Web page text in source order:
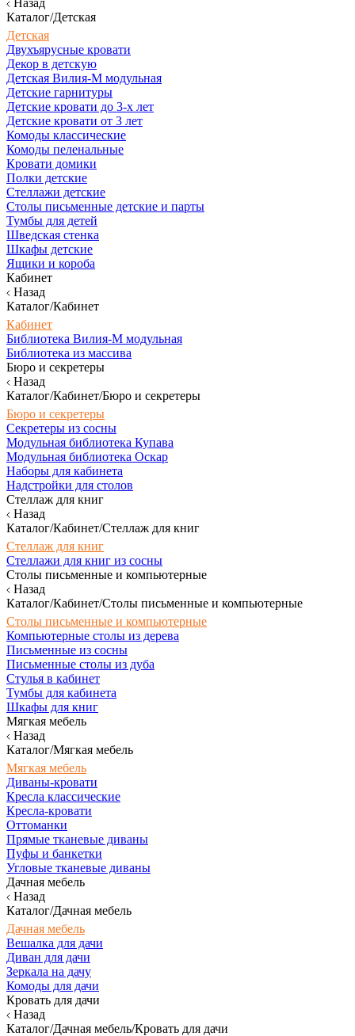
Назад
Каталог/Детская
Детская
Двухъярусные кровати
Декор в детскую
Детская Вилия-М модульная
Детские гарнитуры
Детские кровати до 3-х лет
Детские кровати от 3 лет
Комоды классические
Комоды пеленальные
Кровати домики
Полки детские
Стеллажи детские
Столы письменные детские и парты
Тумбы для детей
Шведская стенка
Шкафы детские
Ящики и короба
Кабинет
Назад
Каталог/Кабинет
Кабинет
Библиотека Вилия-М модульная
Библиотека из массива
Бюро и секретеры
Назад
Каталог/Кабинет/Бюро и секретеры
Бюро и секретеры
Секретеры из сосны
Модульная библиотека Купава
Модульная библиотека Оскар
Наборы для кабинета
Надстройки для столов
Стеллаж для книг
Назад
Каталог/Кабинет/Стеллаж для книг
Стеллаж для книг
Стеллажи для книг из сосны
Столы письменные и компьютерные
Назад
Каталог/Кабинет/Столы письменные и компьютерные
Столы письменные и компьютерные
Компьютерные столы из дерева
Письменные из сосны
Письменные столы из дуба
Стулья в кабинет
Тумбы для кабинета
Шкафы для книг
Мягкая мебель
Назад
Каталог/Мягкая мебель
Мягкая мебель
Диваны-кровати
Кресла классические
Кресла-кровати
Оттоманки
Прямые тканевые диваны
Пуфы и банкетки
Угловые тканевые диваны
Дачная мебель
Назад
Каталог/Дачная мебель
Дачная мебель
Вешалка для дачи
Диван для дачи
Зеркала на дачу
Комоды для дачи
Кровать для дачи
Назад
Каталог/Дачная мебель/Кровать для дачи